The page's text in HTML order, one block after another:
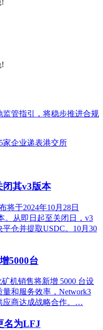
!
!
管指引，将稳步推进合规
家企业递表港交所
其v3版本
将于2024年10月28日
。从即日起至关闭日，v3
仓并提取USDC。10月30
5000台
机销售将新增 5000 台设
和服务效率，Network3
应商达成战略合作。…
名为LFJ